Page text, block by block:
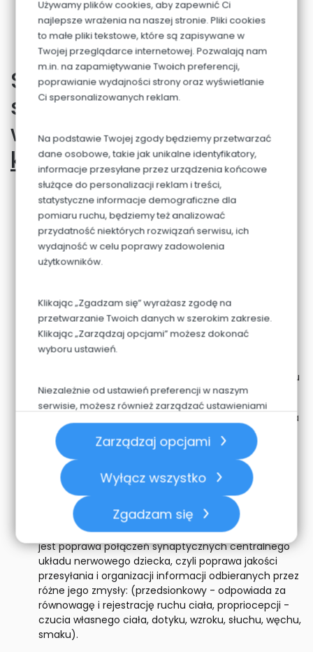
Używamy plików cookies, aby zapewnić Ci
najlepsze wrażenia na naszej stronie. Pliki cookies
to małe pliki tekstowe, które są zapisywane w
Twojej przeglądarce internetowej. Pozwalają nam
m.in. na zapamiętywanie Twoich preferencji,
poprawianie wydajności strony oraz wyświetlanie
Ci spersonalizowanych reklam.
Na podstawie Twojej zgody będziemy przetwarzać
dane osobowe, takie jak unikalne identyfikatory,
informacje przesyłane przez urządzenia końcowe
służące do personalizacji reklam i treści,
statystyczne informacje demograficzne dla
pomiaru ruchu, będziemy też analizować
przydatność niektórych rozwiązań serwisu, ich
wydajność w celu poprawy zadowolenia
użytkowników.
Klikając „Zgadzam się” wyrażasz zgodę na
przetwarzanie Twoich danych w szerokim zakresie.
Klikając „Zarządzaj opcjami” możesz dokonać
wyboru ustawień.
Niezależnie od ustawień preferencji w naszym
serwisie, możesz również zarządzać ustawieniami
prywatności swojej przeglądarki. Więcej informacji
o przetwarzaniu danych znajdziesz w Polityce
prywatności.
Zarządzaj opcjami
Wyłącz wszystko
Zgadzam się
funkcjonowania dziecka. Przygotowuje dodatkowe
pomoce dydaktyczne.
Szereg zajęć
specjalistycznych
wynikających z
kształcenia specjalnego
indywidualną terapię pedagogiczną:
pedagogiczne ma na celu stymulowanie ogólnego
rozwoju dziecka, rozwijanie funkcji motorycznych,
sprawności manualnej, koncentracji uwagi,
spostrzegawczości, percepcji wzrokowej, funkcji
słuchowo- językowych. Najbardziej skuteczne jest
odpowiedni dobór środków dydaktycznych.
indywidualną terapię logopedyczną:cele terapii
logopedycznej jest m.in.: usuwanie zaburzeń mowy
(wad wymowy, jąkania i innych), przywracanie mowy
rozwoju mowy i wyrównywanie opóźnień tego rozwoju
oraz podnoszenie sprawności językowej.
: grupowa terapia
rozwija przede wszystkim aparat mowy oraz służy
rozwijaniu słuchu fonematycznego. Zajęcia grupowe
przynoszą efekty nie tylko w postaci poprawy
umiejętności dziecka w zakresie komunikowania się,
dostarczają one również wielu radosnych dla małego
człowieka przeżyć i wrażeń.
terapię SI(integracja sensoryczna) celem terapii SI
jest poprawa połączeń synaptycznych centralnego
układu nerwowego dziecka, czyli poprawa jakości
przesyłania i organizacji informacji odbieranych przez
różne jego zmysły: (przedsionkowy - odpowiada za
równowagę i rejestrację ruchu ciała, propriocepcji -
czucia własnego ciała, dotyku, wzroku, słuchu, węchu,
smaku).